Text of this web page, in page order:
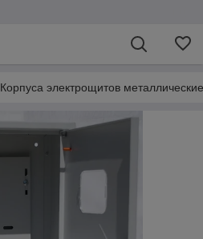
Корпуса электрощитов металлические